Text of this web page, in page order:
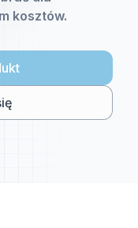
kosztów.